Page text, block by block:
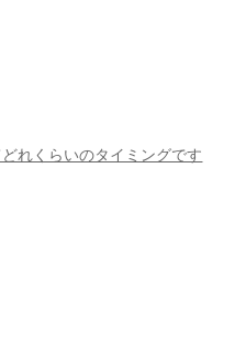
れくらいのタイミングです